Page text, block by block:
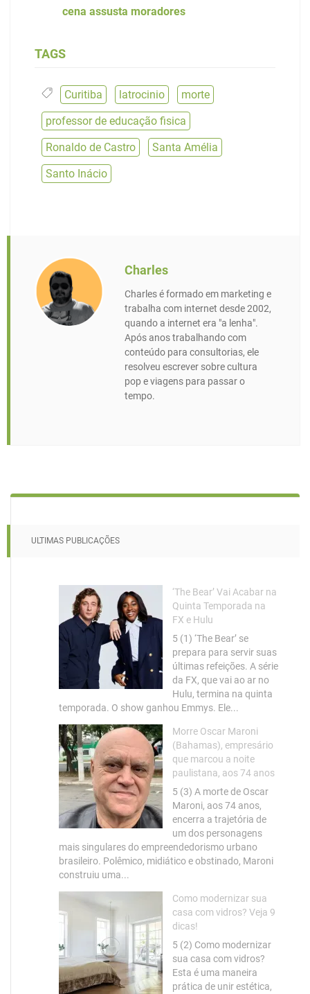
cena assusta moradores
TAGS
Curitiba latrocinio morte
professor de educação fisica
Ronaldo de Castro
Santa Amélia
Santo Inácio
Charles
Charles é formado em marketing e
trabalha com internet desde 2002,
quando a internet era "a lenha".
Após anos trabalhando com
conteúdo para consultorias, ele
resolveu escrever sobre cultura
pop e viagens para passar o
tempo.
ULTIMAS PUBLICAÇÕES
‘The Bear’ Vai Acabar na
Quinta Temporada na
FX e Hulu
5 (1) ‘The Bear’ se
prepara para servir suas
últimas refeições. A série
da FX, que vai ao ar no
Hulu, termina na quinta
temporada. O show ganhou Emmys. Ele...
Morre Oscar Maroni
(Bahamas), empresário
que marcou a noite
paulistana, aos 74 anos
5 (3) A morte de Oscar
Maroni, aos 74 anos,
encerra a trajetória de
um dos personagens
mais singulares do empreendedorismo urbano
brasileiro. Polêmico, midiático e obstinado, Maroni
construiu uma...
Como modernizar sua
casa com vidros? Veja 9
dicas!
5 (2) Como modernizar
sua casa com vidros?
Esta é uma maneira
prática de unir estética,